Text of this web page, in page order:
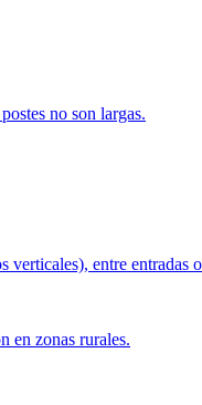
no son largas.
entre entradas
en zonas rurales.